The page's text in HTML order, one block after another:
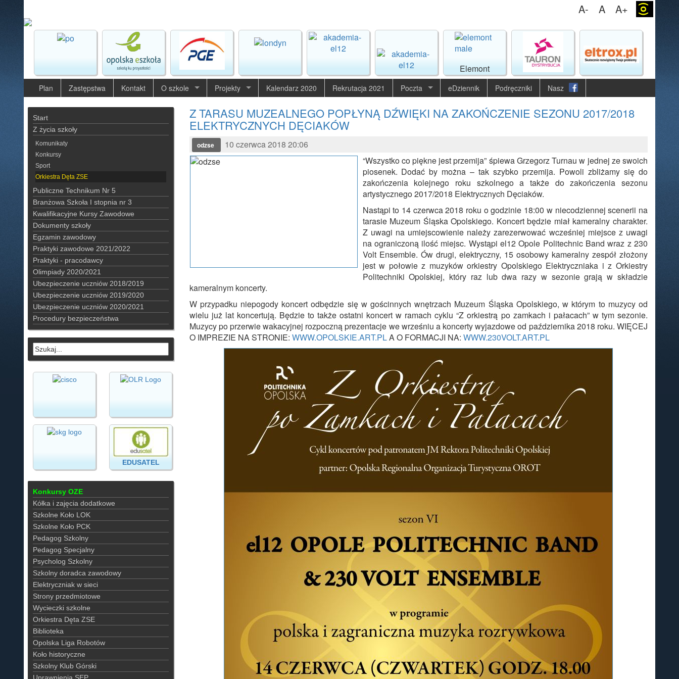
A- A A+ (o)
Elemont
Plan Zastępstwa Kontakt O szkole Projekty Kalendarz 2020 Rekrutacja 2021 Poczta eDziennik Podręczniki Nasz
Z TARASU MUZEALNEGO POPŁYNĄ DŹWIĘKI NA ZAKOŃCZENIE SEZONU 2017/2018
ELEKTRYCZNYCH DĘCIAKÓW
odzse
10 czerwca 2018 20:06
“Wszystko co piękne jest przemija” śpiewa Grzegorz Turnau w jednej ze swoich
piosenek. Dodać by można – tak szybko przemija. Powoli zbliżamy się do
zakończenia kolejnego roku szkolnego a także do zakończenia sezonu
artystycznego 2017/2018 Elektrycznych Dęciaków.
Nastąpi to 14 czerwca 2018 roku o godzinie 18:00 w niecodziennej scenerii na
tarasie Muzeum Śląska Opolskiego. Koncert będzie miał kameralny charakter.
Z uwagi na umiejscowienie należy zarezerwować wcześniej miejsce z uwagi
na ograniczoną ilość miejsc. Wystąpi el12 Opole Politechnic Band wraz z 230
Volt Ensemble. Ów drugi, elektryczny, 15 osobowy kameralny zespół złożony
jest w połowie z muzyków orkiestry Opolskiego Elektryczniaka i z Orkiestry
Politechniki Opolskiej, który raz lub dwa razy w sezonie grają w składzie
kameralnym koncerty.
W przypadku niepogody koncert odbędzie się w gościnnych wnętrzach Muzeum Śląska Opolskiego, w którym to muzycy od
wielu już lat koncertują. Będzie to także ostatni koncert w ramach cyklu “Z orkiestrą po zamkach i pałacach” w tym sezonie.
Muzycy po przerwie wakacyjnej rozpoczną prezentacje we wrześniu a koncerty wyjazdowe od października 2018 roku. WIĘCEJ
O IMPREZIE NA STRONIE: WWW.OPOLSKIE.ART.PLA O FORMACJI NA: WWW.230VOLT.ART.PL
Start
Z życia szkoły
Komunikaty
Konkursy
Sport
Orkiestra Dęta ZSE
Publiczne Technikum Nr 5
Branżowa Szkoła I stopnia nr 3
Kwalifikacyjne Kursy Zawodowe
Dokumenty szkoły
Egzamin zawodowy
Praktyki zawodowe 2021/2022
Praktyki - pracodawcy
Olimpiady 2020/2021
Ubezpieczenie uczniów 2018/2019
Ubezpieczenie uczniów 2019/2020
Ubezpieczenie uczniów 2020/2021
Procedury bezpieczeństwa
EDUSATEL
Konkursy OZE
Kółka i zajęcia dodatkowe
Szkolne Koło LOK
Szkolne Koło PCK
Pedagog Szkolny
Pedagog Specjalny
Psycholog Szkolny
Szkolny doradca zawodowy
Elektryczniak w sieci
Strony przedmiotowe
Wycieczki szkolne
Orkiestra Dęta ZSE
Biblioteka
Opolska Liga Robotów
Koło historyczne
Szkolny Klub Górski